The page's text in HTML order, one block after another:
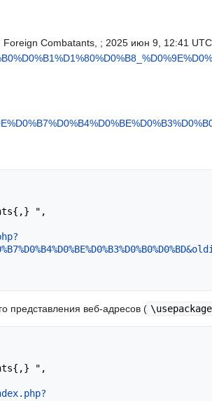
Combatants, ; 2025 июн 9, 12:41
представления веб-адресов (